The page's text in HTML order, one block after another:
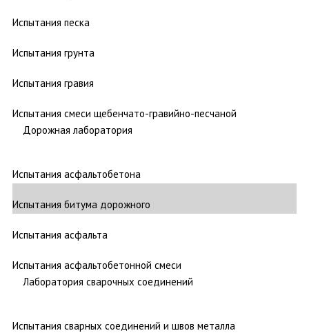
Испытания песка
Испытания грунта
Испытания гравия
Испытания смеси щебенчато-гравийно-песчаной
Дорожная лаборатория
Испытания асфальтобетона
Испытания битума дорожного
Испытания асфальта
Испытания асфальтобетонной смеси
Лаборатория сварочных соединений
Испытания сварных соединений и швов металла